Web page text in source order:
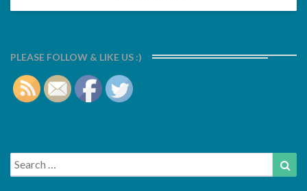
PLEASE FOLLOW & LIKE US :)
Search
for: